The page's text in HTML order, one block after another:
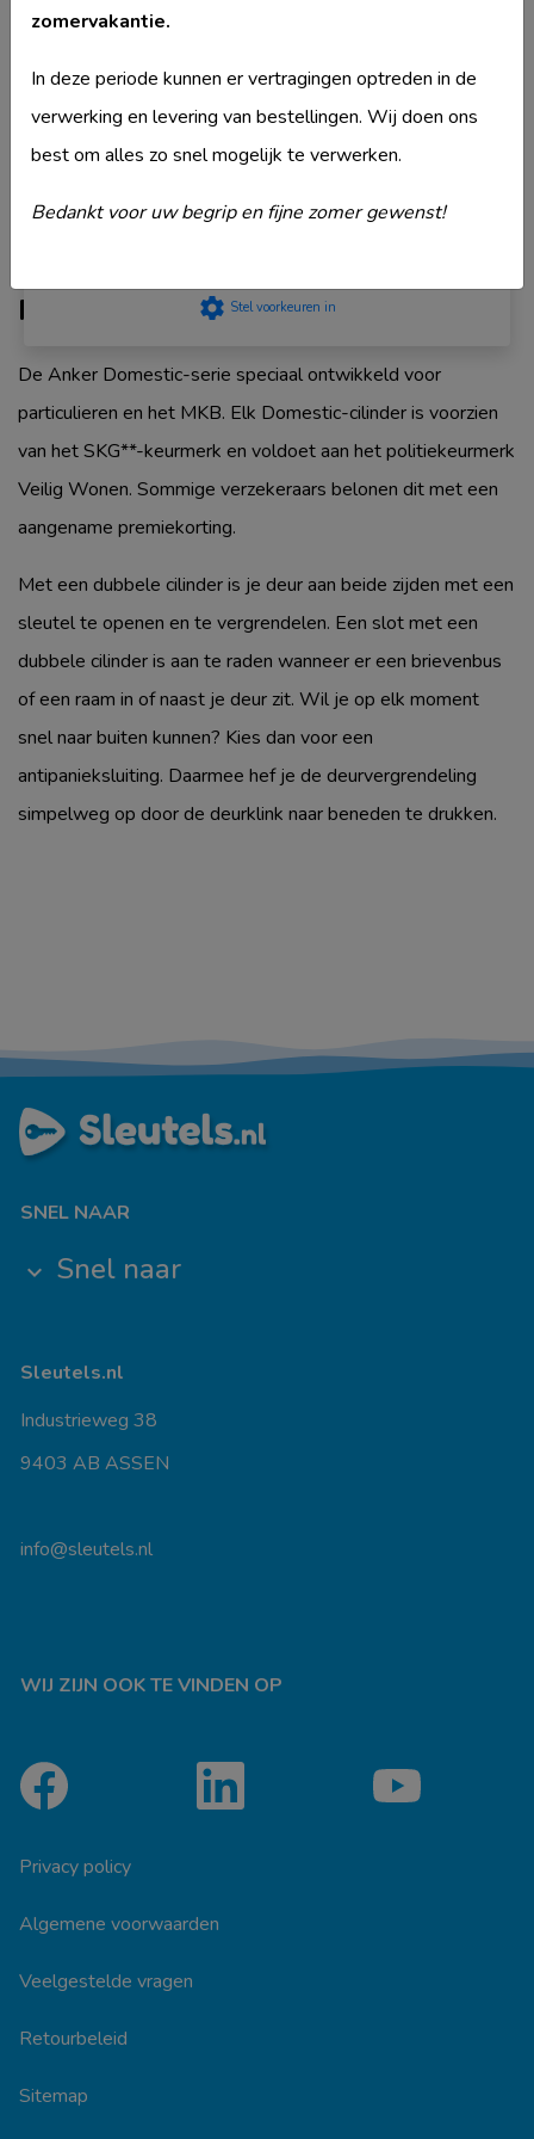
Productbeschrijving
De Anker Domestic-serie speciaal ontwikkeld voor
particulieren en het MKB. Elk Domestic-cilinder is voorzien
van het SKG**-keurmerk en voldoet aan het politiekeurmerk
Veilig Wonen. Sommige verzekeraars belonen dit met een
aangename premiekorting.
Met een dubbele cilinder is je deur aan beide zijden met een
sleutel te openen en te vergrendelen. Een slot met een
dubbele cilinder is aan te raden wanneer er een brievenbus
of een raam in of naast je deur zit. Wil je op elk moment
snel naar buiten kunnen? Kies dan voor een
antipanieksluiting. Daarmee hef je de deurvergrendeling
simpelweg op door de deurklink naar beneden te drukken.
Type deurcilinder
Dubbele cilinder
Veiligheidsklasse
SKG2
Komt ook voor in
Ankerslot Dubbele
SNEL NAAR
keyboard_arrow_down Snel naar
Sleutels.nl
Industrieweg 38
9403 AB ASSEN
info@sleutels.nl
WIJ ZIJN OOK TE VINDEN OP
Privacy policy
Algemene voorwaarden
Veelgestelde vragen
Retourbeleid
Sitemap
zomervakantie.
In deze periode kunnen er vertragingen optreden in de
verwerking en levering van bestellingen. Wij doen ons
best om alles zo snel mogelijk te verwerken.
Bedankt voor uw begrip en fijne zomer gewenst!
privacyStement.
Niet geclassificeerd
settings Stel voorkeuren in